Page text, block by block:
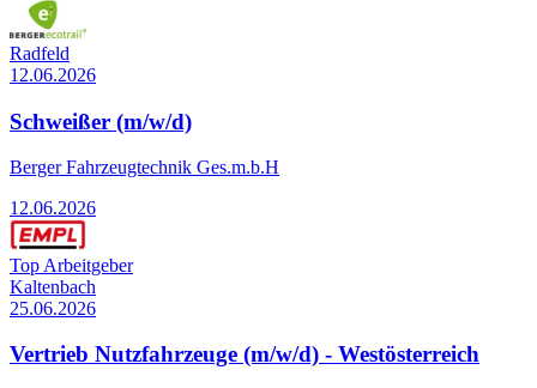
Radfeld
12.06.2026
Schweißer (m/w/d)
Berger Fahrzeugtechnik Ges.m.b.H
12.06.2026
Top Arbeitgeber
Kaltenbach
25.06.2026
Vertrieb Nutzfahrzeuge (m/w/d) - Westösterreich